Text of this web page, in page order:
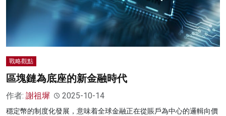
戰略觀點
區塊鏈為底座的新金融時代
作者: 謝祖墀 2025-10-14
穩定幣的制度化發展，意味着全球金融正在從賬戶為中心的邏輯向價